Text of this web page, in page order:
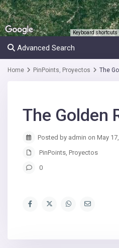
Keyboard shortcuts
Advanced Search
Home PinPoints, Proyectos The
The Golden
Posted by admin on May
PinPoints,Proyectos
0